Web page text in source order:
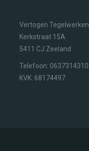
Vertogen Tegelwerken
Kerkstraat 15A
5411 CJ Zeeland
Telefoon: 0637314310
KVK: 68174497